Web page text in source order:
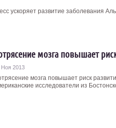
ускоряет развитие заболевания
мозга повышает
Ноя 2013
мозга повышает риск
исследователи из